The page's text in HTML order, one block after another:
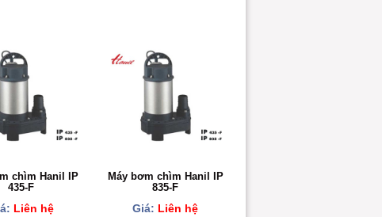
chìm Hanil IP
435-F
Liên hệ
Máy bơm chìm Hanil IP
835-F
Giá: Liên hệ